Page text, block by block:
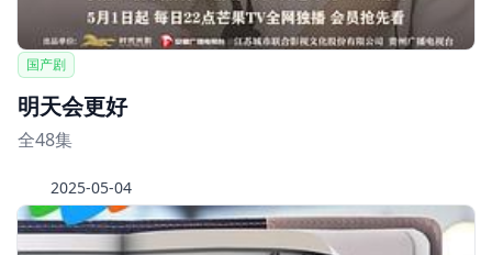
国产剧
明天会更好
全48集
2025-05-04